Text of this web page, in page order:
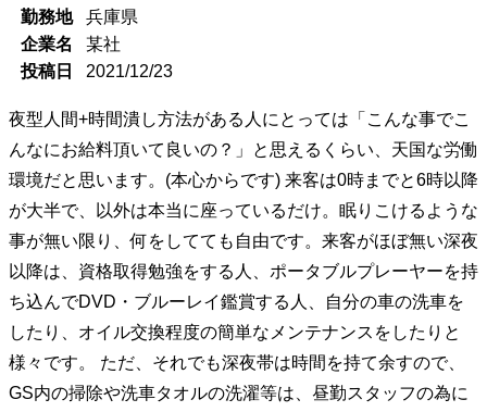
勤務地
兵庫県
企業名
某社
投稿日
2021/12/23
夜型人間+時間潰し方法がある人にとっては「こんな事でこ
んなにお給料頂いて良いの？」と思えるくらい、天国な労働
環境だと思います。(本心からです) 来客は0時までと6時以降
が大半で、以外は本当に座っているだけ。眠りこけるような
事が無い限り、何をしてても自由です。来客がほぼ無い深夜
以降は、資格取得勉強をする人、ポータブルプレーヤーを持
ち込んでDVD・ブルーレイ鑑賞する人、自分の車の洗車を
したり、オイル交換程度の簡単なメンテナンスをしたりと
様々です。 ただ、それでも深夜帯は時間を持て余すので、
GS内の掃除や洗車タオルの洗濯等は、昼勤スタッフの為に